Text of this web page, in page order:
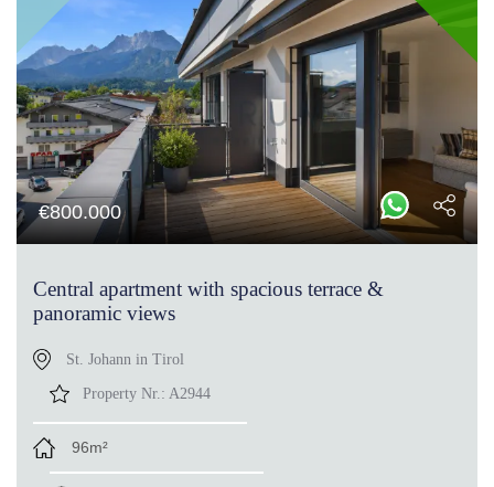
€800.000
Central apartment with spacious terrace &
panoramic views
St. Johann in Tirol
Property Nr.: A2944
96m²